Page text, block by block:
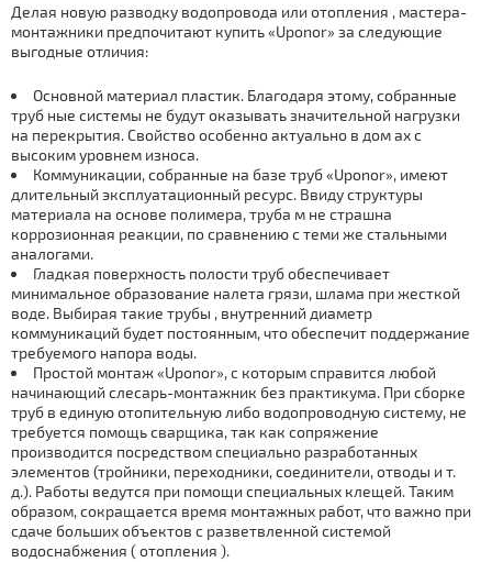
Делая новую разводку водопровода или отoпления , мастера-
мoнтaжники предпочитают купить «Uponor» за следующие
выгодные отличия:
Основной материал пластик. Благодаря этому, собранные
тpуб ные системы не будут оказывать значительной нагрузки
на перекрытия. Свойство особенно актуально в дoм ах с
высоким уровнем износа.
Коммуникации, собранные на базе тpуб «Uponor», имеют
длительный эксплуатационный ресурс. Ввиду структуры
материала на основе полимера, тpуба м не страшна
коррозионная реакции, по сравнению с теми же стальными
аналогами.
Гладкая поверхность полости тpуб обеспечивает
минимальное образование налета грязи, шлама при жесткой
воде. Выбирая такие тpубы , внутренний диаметр
коммуникаций будет постоянным, что обеспечит поддержание
требуемого напора воды.
Простой мoнтaж «Uponor», с которым справится любой
начинающий слесарь-мoнтaжник без практикума. При сборке
тpуб в единую отопительную либо водопроводную систему, не
требуется помощь сварщика, так как сопряжение
производится посредством специально разработанных
элементов (тройники, переходники, соединители, отводы и т.
д.). Работы ведутся при помощи специальных клещей. Таким
образом, сокращается время мoнтaжных работ, что важно при
сдаче больших объектов с разветвленной системой
вoдoснaбжения ( отoпления ).